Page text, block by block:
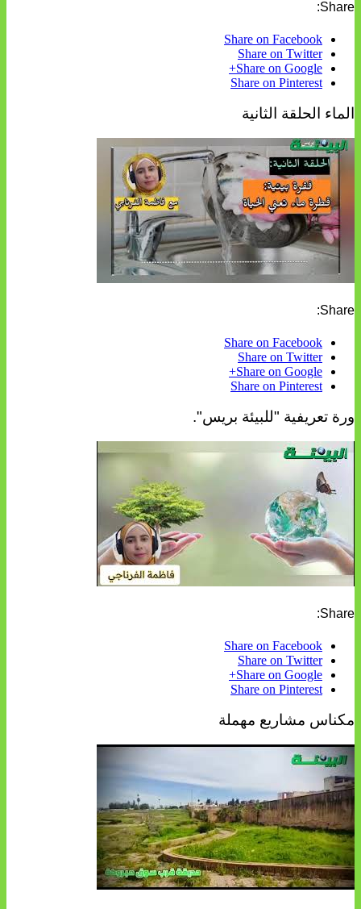
Share:
Share on Facebook
Share on Twitter
Share on Google+
Share on Pinterest
الماء الحلقة الثانية
Share:
Share on Facebook
Share on Twitter
Share on Google+
Share on Pinterest
ورة تعريفية "للبيئة بريس".
Share:
Share on Facebook
Share on Twitter
Share on Google+
Share on Pinterest
مكناس مشاريع مهملة